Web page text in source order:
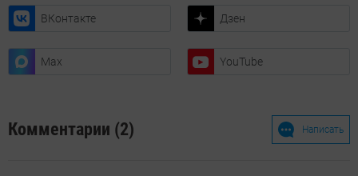
ВКонтакте Дзен
Max YouTube
Комментарии (2) Написать